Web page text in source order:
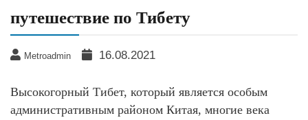
путешествие по Тибету
Metroadmin 16.08.2021
Высокогорный Тибет, который является особым
административным районом Китая, многие века